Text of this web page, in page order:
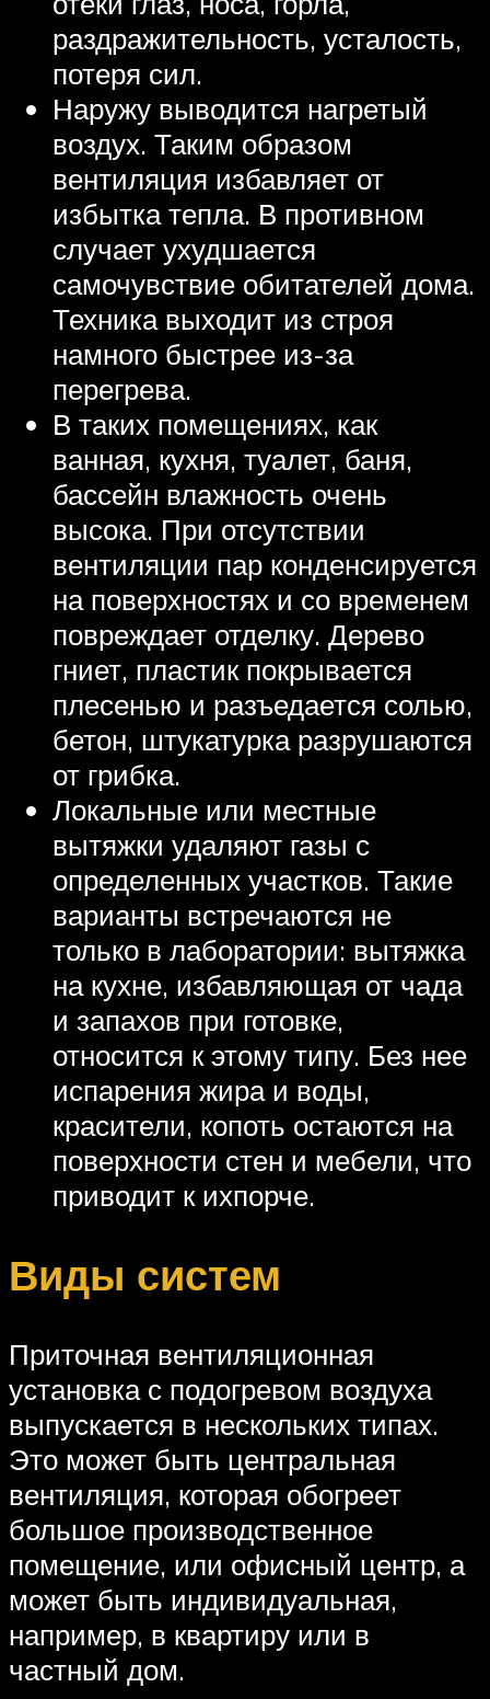
раздражительность, усталость,
потеря сил.
Наружу выводится нагретый
воздух. Таким образом
вентиляция избавляет от
избытка тепла. В противном
случает ухудшается
самочувствие обитателей дома.
Техника выходит из строя
намного быстрее из-за
перегрева.
В таких помещениях, как
ванная, кухня, туалет, баня,
бассейн влажность очень
высока. При отсутствии
вентиляции пар конденсируется
на поверхностях и со временем
повреждает отделку. Дерево
гниет, пластик покрывается
плесенью и разъедается солью,
бетон, штукатурка разрушаются
от грибка.
Локальные или местные
вытяжки удаляют газы с
определенных участков. Такие
варианты встречаются не
только в лаборатории: вытяжка
на кухне, избавляющая от чада
и запахов при готовке,
относится к этому типу. Без нее
испарения жира и воды,
красители, копоть остаются на
поверхности стен и мебели, что
приводит к ихпорче.
Виды систем
Приточная вентиляционная
установка с подогревом воздуха
выпускается в нескольких типах.
Это может быть центральная
вентиляция, которая обогреет
большое производственное
помещение, или офисный центр, а
может быть индивидуальная,
например, в квартиру или в
частный дом.